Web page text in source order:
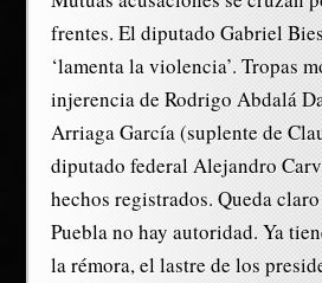
frentes. El diputado Gabriel
‘lamenta la violencia’. Tropas
injerencia de Rodrigo Abdalá
Arriaga García (suplente de
diputado federal Alejandro
hechos registrados. Queda
Puebla no hay autoridad. Ya
la rémora, el lastre de los